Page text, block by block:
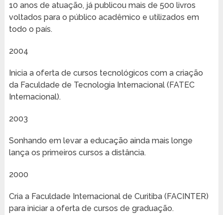
10 anos de atuação, já publicou mais de 500 livros
voltados para o público acadêmico e utilizados em
todo o país.
2004
Inicia a oferta de cursos tecnológicos com a criação
da Faculdade de Tecnologia Internacional (FATEC
Internacional).
2003
Sonhando em levar a educação ainda mais longe
lança os primeiros cursos a distância.
2000
Cria a Faculdade Internacional de Curitiba (FACINTER)
para iniciar a oferta de cursos de graduação.